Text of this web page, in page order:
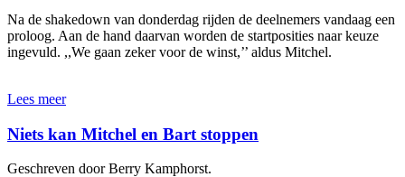
Na de shakedown van donderdag rijden de deelnemers vandaag een
proloog. Aan de hand daarvan worden de startposities naar keuze
ingevuld. ,,We gaan zeker voor de winst,’’ aldus Mitchel.
Lees meer
Niets kan Mitchel en Bart stoppen
Geschreven door Berry Kamphorst.